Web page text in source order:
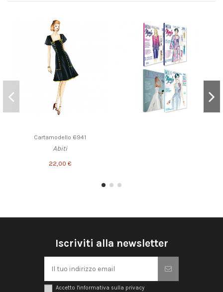
Cartamodello 6941
Abiti
22,00 €
Iscriviti alla newsletter
Accetto l'informativa sulla privacy